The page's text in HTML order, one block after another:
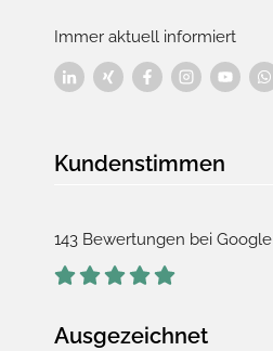
Immer aktuell informiert
Kundenstimmen
143 Bewertungen bei Google
Ausgezeichnet